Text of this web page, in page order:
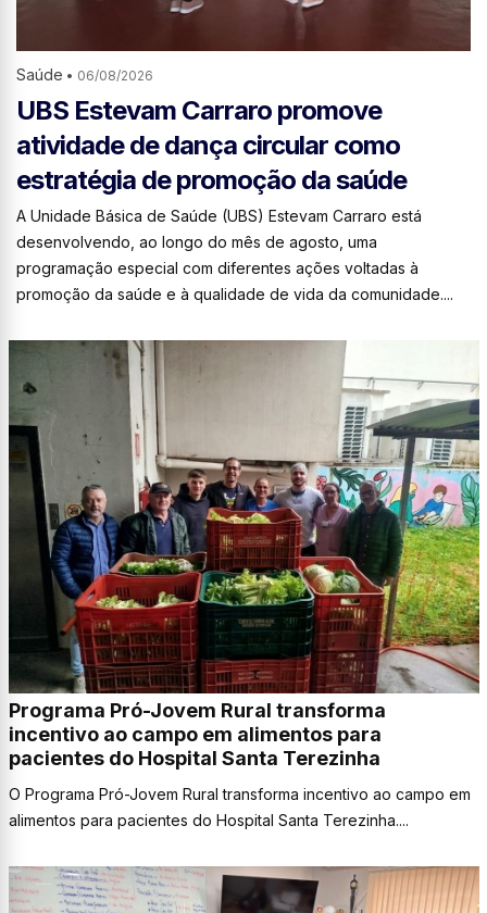
Saúde • 06/08/2026
UBS Estevam Carraro promove
atividade de dança circular como
estratégia de promoção da saúde
A Unidade Básica de Saúde (UBS) Estevam Carraro está
desenvolvendo, ao longo do mês de agosto, uma
programação especial com diferentes ações voltadas à
promoção da saúde e à qualidade de vida da comunidade....
Programa Pró-Jovem Rural transforma
incentivo ao campo em alimentos para
pacientes do Hospital Santa Terezinha
O Programa Pró-Jovem Rural transforma incentivo ao campo em
alimentos para pacientes do Hospital Santa Terezinha....